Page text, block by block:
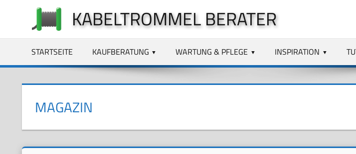
springen
KABELTROMMEL BERATER
STARTSEITE KAUFBERATUNG WARTUNG & PFLEGE INSPIRATION
MAGAZIN